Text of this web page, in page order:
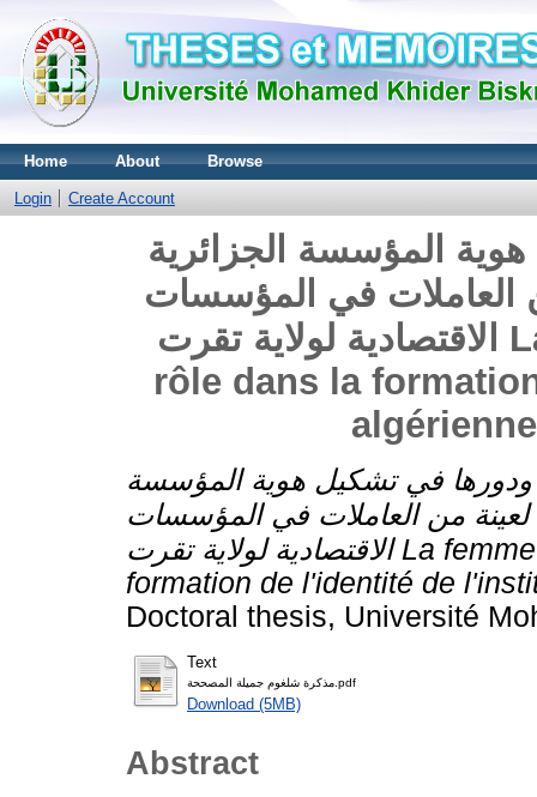
Home About Browse
Login Create Account
المؤسسة الجزائرية
العاملات في المؤسسات
الاقتصادية لولاية تقرت La femme travailleuse et son
rôle dans la
ودورها في تشكيل هوية المؤسسة
لعينة من العاملات في المؤسسات
الاقتصادية لولاية تقرت La femme travailleuse et son rôle dans la
formation de l'identité de
Doctoral thesis, Université
Text
مذكرة شلغوم جميلة المصححة.pdf
Download (5MB)
Abstract